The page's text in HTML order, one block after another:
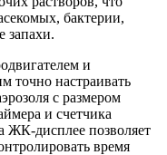
бактерии,
запахи.
и
точно настраивать
с размером
и счетчика
ЖК-дисплее позволяет
время